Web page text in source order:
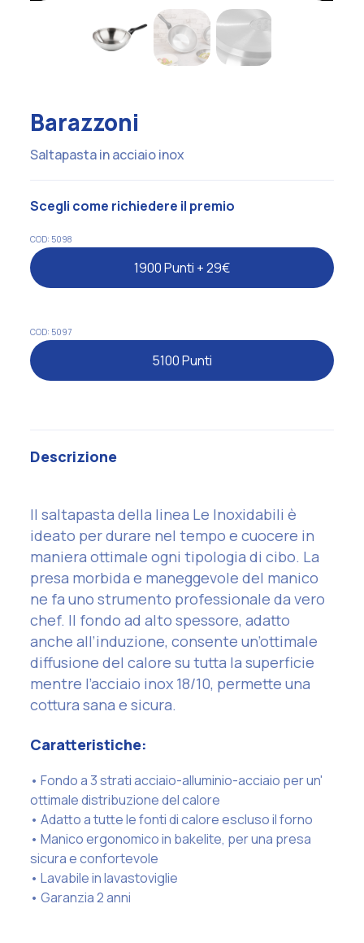
Barazzoni
Saltapasta in acciaio inox
Scegli come richiedere il premio
COD: 5098
1900 Punti + 29€
COD: 5097
5100 Punti
Descrizione
Il saltapasta della linea Le Inoxidabili è
ideato per durare nel tempo e cuocere in
maniera ottimale ogni tipologia di cibo. La
presa morbida e maneggevole del manico
ne fa uno strumento professionale da vero
chef. Il fondo ad alto spessore, adatto
anche all’induzione, consente un’ottimale
diffusione del calore su tutta la superficie
mentre l’acciaio inox 18/10, permette una
cottura sana e sicura.
Caratteristiche:
• Fondo a 3 strati acciaio-alluminio-acciaio per un'
ottimale distribuzione del calore
• Adatto a tutte le fonti di calore escluso il forno
• Manico ergonomico in bakelite, per una presa
sicura e confortevole
• Lavabile in lavastoviglie
• Garanzia 2 anni